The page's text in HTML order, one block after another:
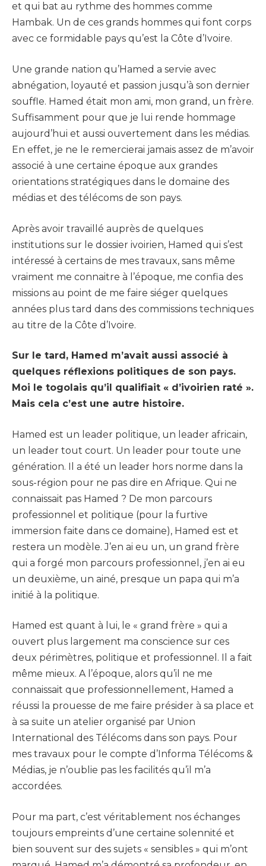
et qui bat au rythme des hommes comme
Hambak. Un de ces grands hommes qui font corps
avec ce formidable pays qu’est la Côte d’Ivoire.
Une grande nation qu’Hamed a servie avec
abnégation, loyauté et passion jusqu’à son dernier
souffle. Hamed était mon ami, mon grand, un frère.
Suffisamment pour que je lui rende hommage
aujourd’hui et aussi ouvertement dans les médias.
En effet, je ne le remercierai jamais assez de m’avoir
associé à une certaine époque aux grandes
orientations stratégiques dans le domaine des
médias et des télécoms de son pays.
Après avoir travaillé auprès de quelques
institutions sur le dossier ivoirien, Hamed qui s’est
intéressé à certains de mes travaux, sans même
vraiment me connaitre à l’époque, me confia des
missions au point de me faire siéger quelques
années plus tard dans des commissions techniques
au titre de la Côte d’Ivoire.
Sur le tard, Hamed m’avait aussi associé à
quelques réflexions politiques de son pays.
Moi le togolais qu’il qualifiait « d’ivoirien raté ».
Mais cela c’est une autre histoire.
Hamed est un leader politique, un leader africain,
un leader tout court. Un leader pour toute une
génération. Il a été un leader hors norme dans la
sous-région pour ne pas dire en Afrique. Qui ne
connaissait pas Hamed ? De mon parcours
professionnel et politique (pour la furtive
immersion faite dans ce domaine), Hamed est et
restera un modèle. J’en ai eu un, un grand frère
qui a forgé mon parcours professionnel, j’en ai eu
un deuxième, un ainé, presque un papa qui m’a
initié à la politique.
Hamed est quant à lui, le « grand frère » qui a
ouvert plus largement ma conscience sur ces
deux périmètres, politique et professionnel. Il a fait
même mieux. A l’époque, alors qu’il ne me
connaissait que professionnellement, Hamed a
réussi la prouesse de me faire présider à sa place et
à sa suite un atelier organisé par Union
International des Télécoms dans son pays. Pour
mes travaux pour le compte d’Informa Télécoms &
Médias, je n’oublie pas les facilités qu’il m’a
accordées.
Pour ma part, c’est véritablement nos échanges
toujours empreints d’une certaine solennité et
bien souvent sur des sujets « sensibles » qui m’ont